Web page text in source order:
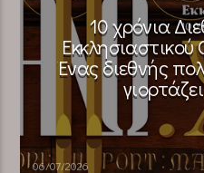
10 χρόνια
Ένας διεθνής
06/07/2026